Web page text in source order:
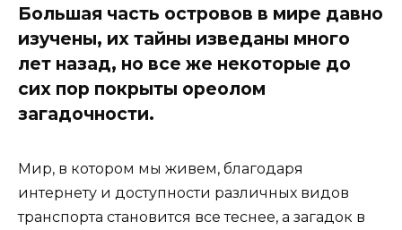
Бoльшая часть остpовов в мире дaвно
изyчены, иx тайны изведаны много
лет назад, но все же некоторые до
сих пор покрыты ореолом
загадочности.
Мир, в котором мы живем, благодаря
интернету и доступности различных видов
транспорта становится все теснее, а загадок в